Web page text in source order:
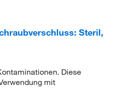
Steril,
Diese
mit